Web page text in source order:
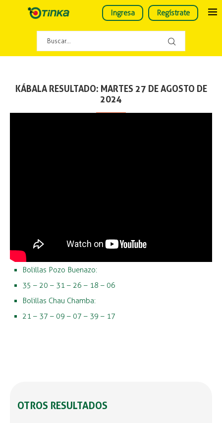
Ingresa Regístrate
KÁBALA RESULTADO: MARTES 27 DE AGOSTO DE
2024
Bolillas Pozo Buenazo:
35 – 20 – 31 – 26 – 18 – 06
Bolillas Chau Chamba:
21 – 37 – 09 – 07 – 39 – 17
OTROS RESULTADOS